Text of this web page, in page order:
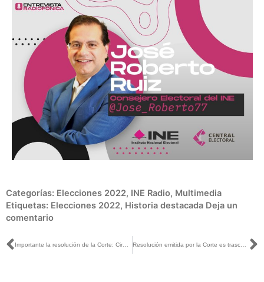
Categorías: Elecciones 2022, INE Radio, Multimedia
Etiquetas: Elecciones 2022, Historia destacada Deja un
comentario
Ant Resolución emitida por la Corte es trascendente en términos de derechos humanos: Claudia Zavala con Adriana Pérez Cañedo